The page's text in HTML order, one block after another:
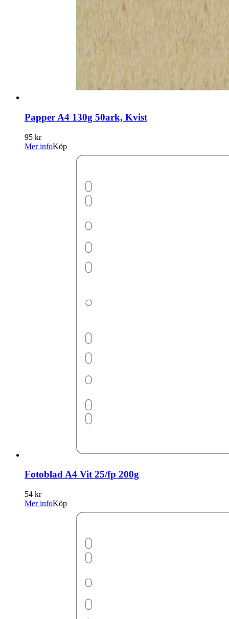
Papper A4 130g 50ark, Kvist
95 kr
Mer infoKöp
Fotoblad A4 Vit 25/fp 200g
54 kr
Mer infoKöp